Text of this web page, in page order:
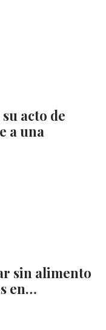
acto de
a una
sin alimento
en…